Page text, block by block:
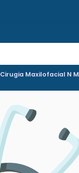
Cirugia Maxilofacial N M